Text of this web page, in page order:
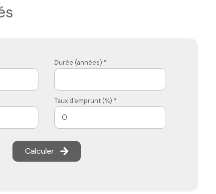
Durée (années) *
Taux d'emprunt (%) *
Calculer